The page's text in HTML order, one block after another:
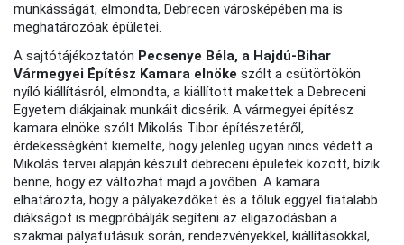
munkásságát, elmondta, Debrecen városképében ma is
meghatározóak épületei.
A sajtótájékoztatón Pecsenye Béla, a Hajdú-Bihar
Vármegyei Építész Kamara elnöke szólt a csütörtökön
nyíló kiállításról, elmondta, a kiállított makettek a Debreceni
Egyetem diákjainak munkáit dicsérik. A vármegyei építész
kamara elnöke szólt Mikolás Tibor építészetéről,
érdekességként kiemelte, hogy jelenleg ugyan nincs védett a
Mikolás tervei alapján készült debreceni épületek között, bízik
benne, hogy ez változhat majd a jövőben. A kamara
elhatározta, hogy a pályakezdőket és a tőlük eggyel fiatalabb
diákságot is megpróbálják segíteni az eligazodásban a
szakmai pályafutásuk során, rendezvényekkel, kiállításokkal,